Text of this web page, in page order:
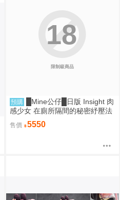
限制級商品
18
預購
█Mine公仔█日版 Insight 肉
感少女 在廁所隔間的秘密紓壓法
深美涼 深美すず 1/6 PMMA D92
57
售價 5550